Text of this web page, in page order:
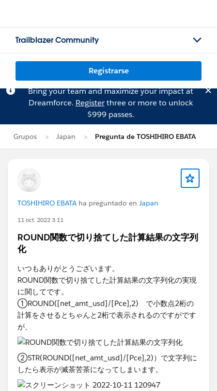
Trailblazer Community
Registrarse
Bring your team and maximize your impact at
Dreamforce. Registerthree or more to unlock
$999 passes.
Grupos Japan Pregunta de TOSHIHIRO EBATA
TOSHIHIRO EBATA ha preguntado en Japan
11 oct. 2022 3:11
ROUND関数で切り捨てした計算結果の文字列
化
いつもありがとうございます。
ROUND関数で切り捨てした計算結果の文字列化の実現
に関してです。
①ROUND([net_amt_usd]/[Pce],2) で小数点2桁の
計算をさせるとちゃんと2桁で表示されるのですがです
が、
②STR(ROUND([net_amt_usd]/[Pce],2)）で文字列に
したら表示が滅茶苦茶になってしまいます。